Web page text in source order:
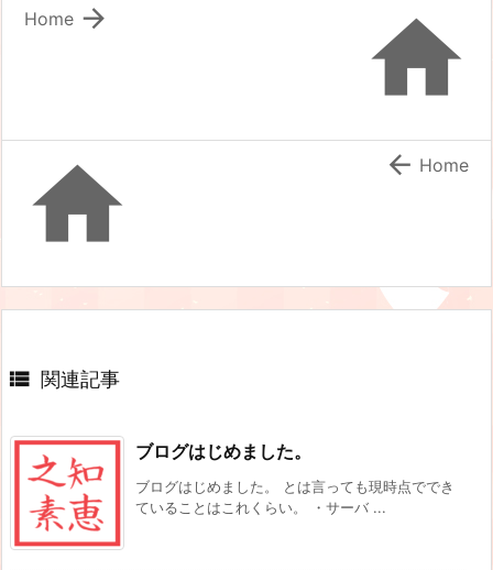


Home
  Home
 関連記事
ブログはじめました。
ブログはじめました。 とは言っても現時点ででき
ていることはこれくらい。 ・サーバ ...